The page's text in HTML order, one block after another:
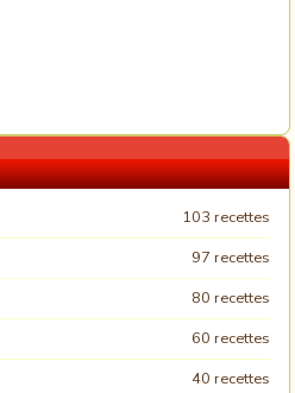
103 recettes
97 recettes
80 recettes
60 recettes
40 recettes